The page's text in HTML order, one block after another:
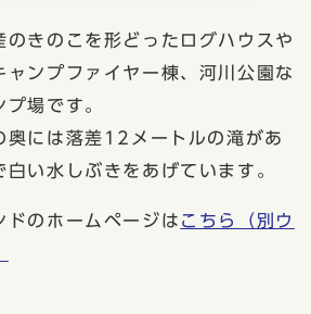
のきのこを形どったログハウスや
ャンプファイヤー棟、河川公園な
場です。
奥には落差12メートルの滝があ
白い水しぶきをあげています。
ドのホームページは こちら
（別ウ